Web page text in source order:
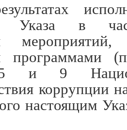
Указа в
мероприятий,
программами
и 9
коррупции
настоящим